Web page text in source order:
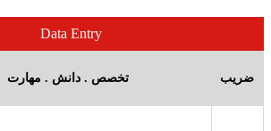
Data Entry
تخصص . دانش . مهارت ضریب